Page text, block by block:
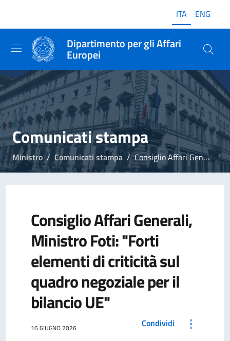
ITA ENG
Dipartimento per gli Affari
Europei
Comunicati stampa
Ministro Comunicati stampa Consiglio Affari Generali, Ministro Foti: "Forti elementi di criticità sul quadro negoziale per il bilancio UE"
Consiglio Affari Generali,
Ministro Foti: "Forti
elementi di criticità sul
quadro negoziale per il
bilancio UE"
16 GIUGNO 2026 Condividi